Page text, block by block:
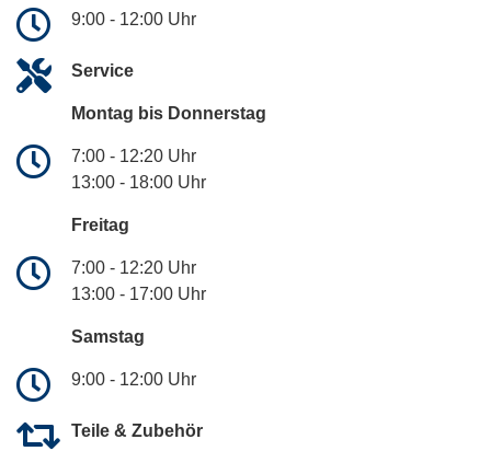
9:00 - 12:00 Uhr
Service
Montag bis Donnerstag
7:00 - 12:20 Uhr
13:00 - 18:00 Uhr
Freitag
7:00 - 12:20 Uhr
13:00 - 17:00 Uhr
Samstag
9:00 - 12:00 Uhr
Teile & Zubehör